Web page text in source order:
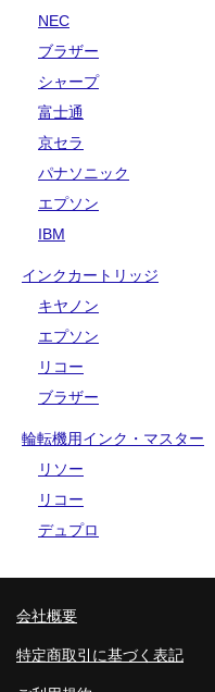
NEC
ブラザー
シャープ
富士通
京セラ
パナソニック
エプソン
IBM
インクカートリッジ
キヤノン
エプソン
リコー
ブラザー
輪転機用インク・マスター
リソー
リコー
デュプロ
会社概要
特定商取引に基づく表記